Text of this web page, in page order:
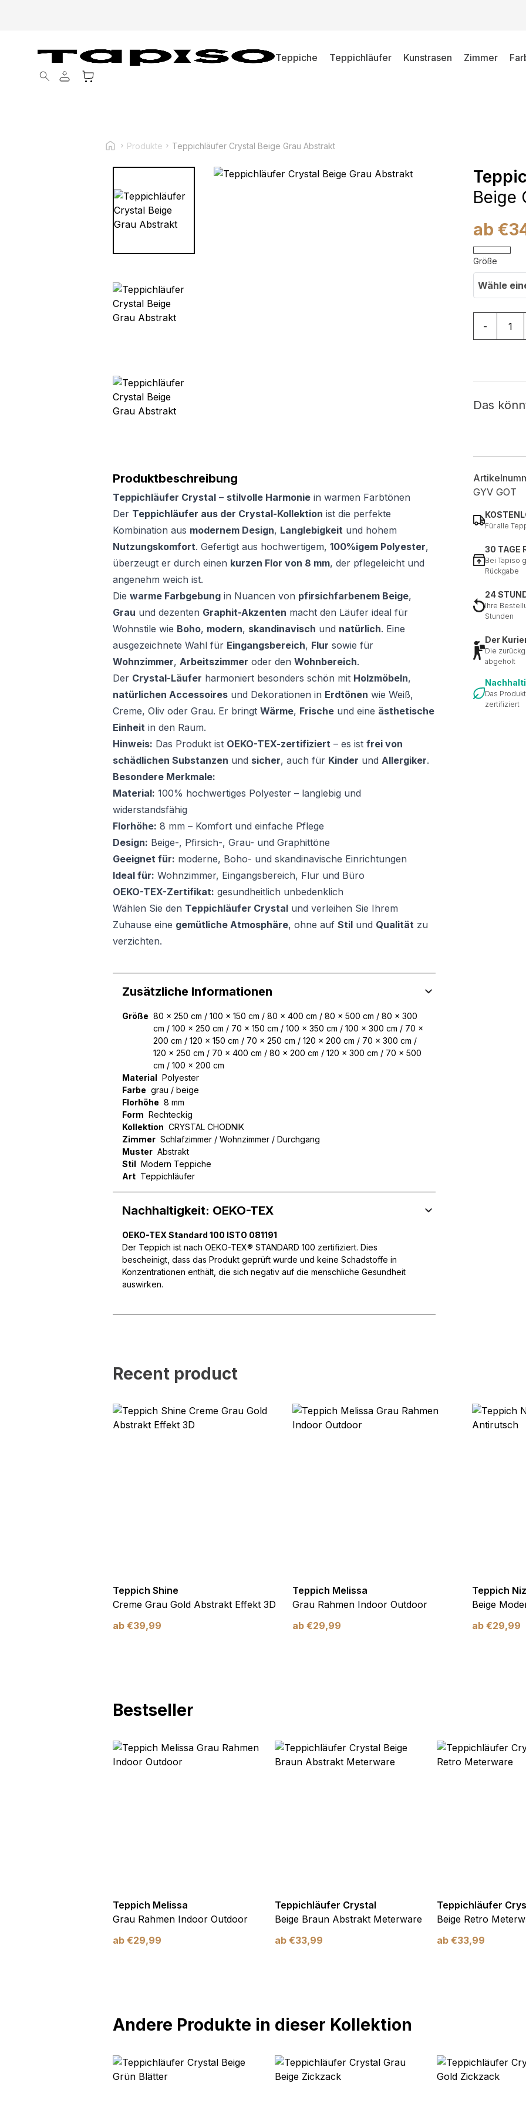
Teppiche Teppichläufer Kunstrasen Zimmer
Products search
Produkte Teppichläufer Crystal Beige Grau Abstrakt
Produktbeschreibung
Teppichläufer Crystal – stilvolle Harmonie in warmen Farbtönen
Der Teppichläufer aus der Crystal-Kollektion ist die perfekte
Kombination aus modernem Design, Langlebigkeit und hohem
Nutzungskomfort. Gefertigt aus hochwertigem, 100%igem Polyester,
überzeugt er durch einen kurzen Flor von 8 mm, der pflegeleicht und
angenehm weich ist.
Die warme Farbgebung in Nuancen von pfirsichfarbenem Beige,
Grau und dezenten Graphit-Akzenten macht den Läufer ideal für
Wohnstile wie Boho, modern, skandinavisch und natürlich. Eine
ausgezeichnete Wahl für Eingangsbereich, Flur sowie für
Wohnzimmer, Arbeitszimmer oder den Wohnbereich.
Der Crystal-Läufer harmoniert besonders schön mit Holzmöbeln,
natürlichen Accessoires und Dekorationen in Erdtönen wie Weiß,
Creme, Oliv oder Grau. Er bringt Wärme, Frische und eine ästhetische
Einheit in den Raum.
Hinweis: Das Produkt ist OEKO-TEX-zertifiziert – es ist frei von
schädlichen Substanzen und sicher, auch für Kinder und Allergiker.
Besondere Merkmale:
Material: 100% hochwertiges Polyester – langlebig und
widerstandsfähig
Florhöhe: 8 mm – Komfort und einfache Pflege
Design: Beige-, Pfirsich-, Grau- und Graphittöne
Geeignet für: moderne, Boho- und skandinavische Einrichtungen
Ideal für: Wohnzimmer, Eingangsbereich, Flur und Büro
OEKO-TEX-Zertifikat: gesundheitlich unbedenklich
Wählen Sie den Teppichläufer Crystal und verleihen Sie Ihrem
Zuhause eine gemütliche Atmosphäre, ohne auf Stil und Qualität zu
verzichten.
Beige
ab €
Größe
Wähle
-
Das
GYV GOT
Für alle
30 TAGE
Bei Tapiso
Rückgabe
24
Ihre
Stunden
Der
Die
abgeholt
Das
zertifiziert
Zusätzliche Informationen
Größe 80 x 250 cm / 100 x 150 cm / 80 x 400 cm / 80 x 500 cm / 80 x 300
cm / 100 x 250 cm / 70 x 150 cm / 100 x 350 cm / 100 x 300 cm / 70 x
200 cm / 120 x 150 cm / 70 x 250 cm / 120 x 200 cm / 70 x 300 cm /
120 x 250 cm / 70 x 400 cm / 80 x 200 cm / 120 x 300 cm / 70 x 500
cm / 100 x 200 cm
Material Polyester
Farbe grau / beige
Florhöhe 8 mm
Form Rechteckig
Kollektion CRYSTAL CHODNIK
Zimmer Schlafzimmer / Wohnzimmer / Durchgang
Muster Abstrakt
Stil Modern Teppiche
Art Teppichläufer
Nachhaltigkeit: OEKO-TEX
OEKO-TEX Standard 100 ISTO 081191
Der Teppich ist nach OEKO-TEX® STANDARD 100 zertifiziert. Dies
bescheinigt, dass das Produkt geprüft wurde und keine Schadstoffe in
Konzentrationen enthält, die sich negativ auf die menschliche Gesundheit
auswirken.
Recent product
Teppich Shine
Creme Grau Gold Abstrakt Effekt 3D
ab €39,99
Teppich Melissa
Grau Rahmen Indoor Outdoor
ab €29,99
Teppich
Beige
ab €29,99
Bestseller
Teppich Melissa
Grau Rahmen Indoor Outdoor
ab €29,99
Teppichläufer Crystal
Beige Braun Abstrakt Meterware
ab €33,99
Teppichläufer
Beige Retro
ab €33,99
Andere Produkte in dieser Kollektion
Wir verwenden Cookies, um Inhalte und Anzeigen zu personalisieren, um Funktionen für
können und um unseren Traffic zu analysieren. Außerdem geben wir Informationen über Ihre
Website an unsere Partner für soziale Medien, Werbung und Analysen weiter. Diese Partner
mit weiteren Daten zusammenführen, die Sie ihnen bereitgestellt haben oder die sie im
Dienste gesammelt haben.
Notwendig
Notwendige Cookies sind erforderlich, um die grundlegenden Funktionen dieser Website zu
speichern keine personenbezogenen Daten.
Präferenzen
Präferenz-Cookies ermöglichen es einer Website, Informationen zu speichern, die die Art und
indem sie anonyme Informationen sammeln und melden.
Marketing-Cookies werden verwendet, um Benutzer über Websites hinweg zu verfolgen. Das